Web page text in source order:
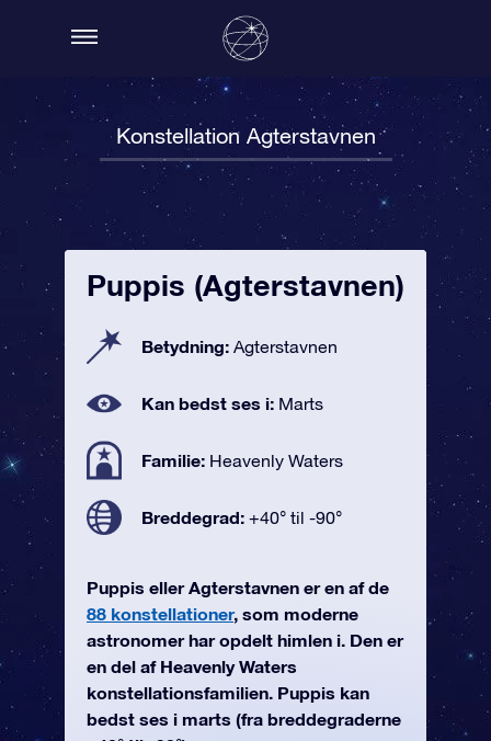
Konstellation Agterstavnen
Puppis (Agterstavnen)
Betydning: Agterstavnen
Kan bedst ses i: Marts
Familie: Heavenly Waters
Breddegrad: +40° til -90°
Puppis eller Agterstavnen er en af de
88 konstellationer, som moderne
astronomer har opdelt himlen i. Den er
en del af Heavenly Waters
konstellationsfamilien. Puppis kan
bedst ses i marts (fra breddegraderne